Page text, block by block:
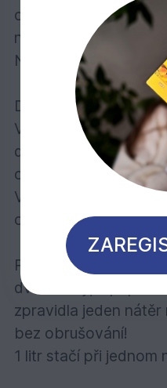
obsahuje účinné
nátěru před
Neodprýskává,
Doporučuje se pro:
Veškeré dřevo ve
dřevěné fasády,
okna, balkóny, ploty,
Vybírat můžete z 18
odstínů.
Počet nátěrů: U
dva nátěry, v případě
zpravidla jeden
bez obrušování!
1 litr stačí při jednom